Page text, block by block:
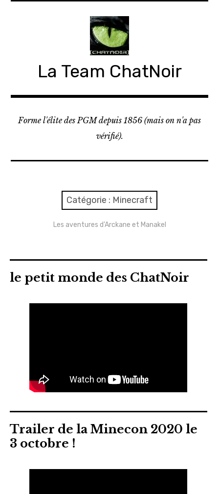
La Team ChatNoir
Forme l'élite des PGM depuis 1856 (mais on n'a pas
vérifié).
Catégorie : Minecraft
Les aventures d’Arckane et Manakel
le petit monde des ChatNoir
Trailer de la Minecon 2020 le
3 octobre !